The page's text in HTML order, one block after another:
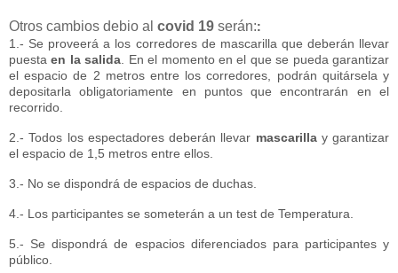
Otros cambios debio al covid 19 serán::
1.- Se proveerá a los corredores de mascarilla que deberán llevar
puestaen la salida . En el momento en el que se pueda garantizar
el espacio de 2 metros entre los corredores, podrán quitársela y
depositarla obligatoriamente en puntos que encontrarán en el
recorrido.
2.- Todos los espectadores deberán llevar mascarillay garantizar
el espacio de 1,5 metros entre ellos.
3.- No se dispondrá de espacios de duchas.
4.- Los participantes se someterán a un test de Temperatura.
5.- Se dispondrá de espacios diferenciados para participantes y
público.